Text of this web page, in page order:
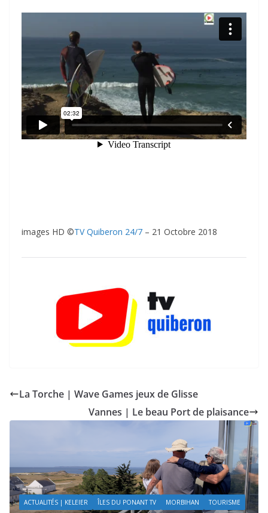
images HD ©TV Quiberon 24/7 – 21 Octobre 2018
La Torche | Wave Games jeux de Glisse
Vannes | Le beau Port de plaisance
ÎLES DU PONANT TV MORBIHAN TOURISME ÎLES DU PONANT TV